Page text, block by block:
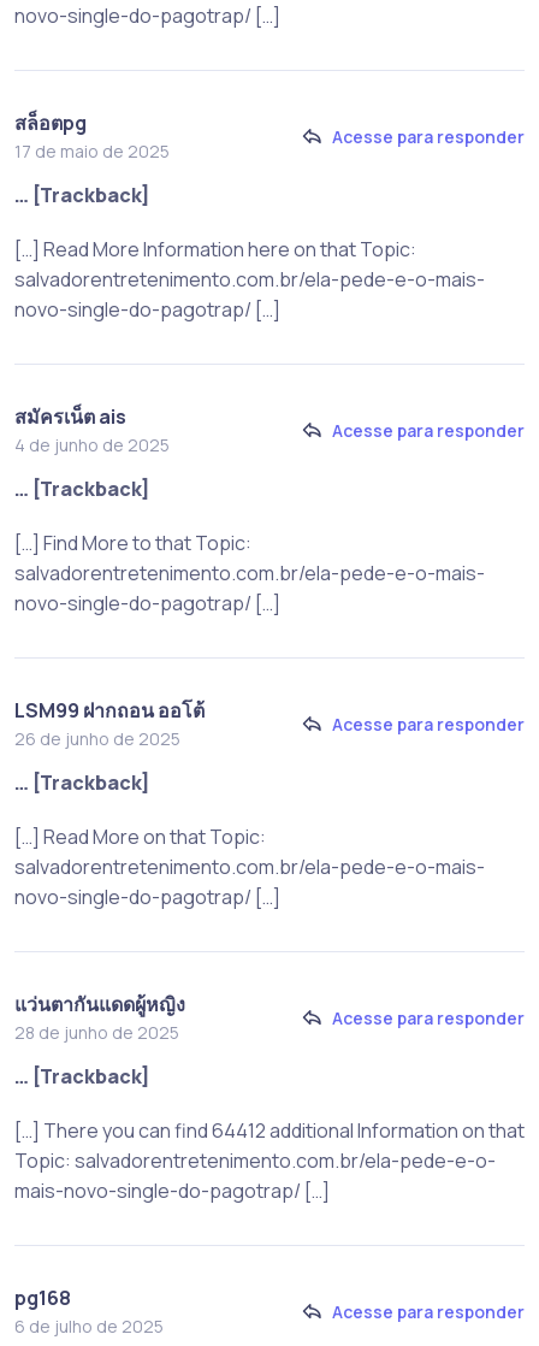
novo-single-do-pagotrap/ […]
สล็อตpg
17 de maio de 2025
Acesse para responder
… [Trackback]
[…] Read More Information here on that Topic:
salvadorentretenimento.com.br/ela-pede-e-o-mais-
novo-single-do-pagotrap/ […]
สมัครเน็ต ais
4 de junho de 2025
Acesse para responder
… [Trackback]
[…] Find More to that Topic:
salvadorentretenimento.com.br/ela-pede-e-o-mais-
novo-single-do-pagotrap/ […]
LSM99 ฝากถอน ออโต้
26 de junho de 2025
Acesse para responder
… [Trackback]
[…] Read More on that Topic:
salvadorentretenimento.com.br/ela-pede-e-o-mais-
novo-single-do-pagotrap/ […]
แว่นตากันแดดผู้หญิง
28 de junho de 2025
Acesse para responder
… [Trackback]
[…] There you can find 64412 additional Information on that
Topic: salvadorentretenimento.com.br/ela-pede-e-o-
mais-novo-single-do-pagotrap/ […]
pg168
6 de julho de 2025
Acesse para responder